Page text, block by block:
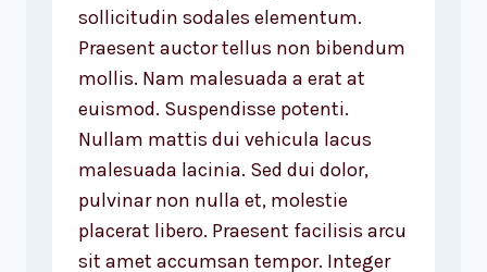
sollicitudin sodales elementum.
Praesent auctor tellus non bibendum
mollis. Nam malesuada a erat at
euismod. Suspendisse potenti.
Nullam mattis dui vehicula lacus
malesuada lacinia. Sed dui dolor,
pulvinar non nulla et, molestie
placerat libero. Praesent facilisis arcu
sit amet accumsan tempor. Integer